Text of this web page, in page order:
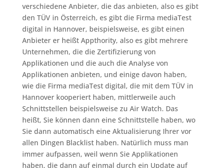
verschiedene Anbieter, die das anbieten, also es gibt
den TÜV in Österreich, es gibt die Firma mediaTest
digital in Hannover, beispielsweise, es gibt einen
Anbieter er heißt Appthority, also es gibt mehrere
Unternehmen, die die Zertifizierung von
Applikationen und die auch die Analyse von
Applikationen anbieten, und einige davon haben,
wie die Firma mediaTest digital, die mit dem TÜV in
Hannover kooperiert haben, mittlerweile auch
Schnittstellen beispielsweise zu Air Watch. Das
heißt, Sie können dann eine Schnittstelle haben, wo
Sie dann automatisch eine Aktualisierung Ihrer vor
allen Dingen Blacklist haben. Natürlich muss man
immer aufpassen, weil wenn Sie Applikationen
haben, die dann auf einmal durch ein Update auf